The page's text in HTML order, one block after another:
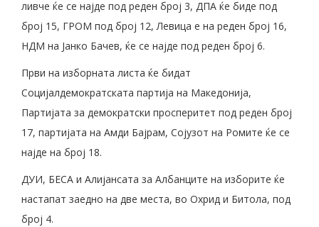
ливче ќе се најде под реден број 3, ДПА ќе биде под
број 15, ГРОМ под број 12, Левица е на реден број 16,
НДМ на Јанко Бачев, ќе се најде под реден број 6.
Први на изборната листа ќе бидат
Социјалдемократската партија на Македонија,
Партијата за демократски просперитет под реден број
17, партијата на Амди Бајрам, Сојузот на Ромите ќе се
најде на број 18.
ДУИ, БЕСА и Алијансата за Албанците на изборите ќе
настапат заедно на две места, во Охрид и Битола, под
број 4.